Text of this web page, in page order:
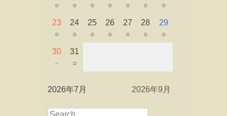
○ ○ ○ ○ ○ ○ ○
23
○
24
○
25
○
26
○
27
○
28
○
29
○
30
－
31
○
2026年7月 2026年9月
Search